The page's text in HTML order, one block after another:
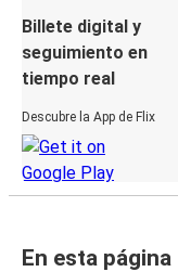
Billete digital y
seguimiento en
tiempo real
Descubre la App de Flix
En esta página